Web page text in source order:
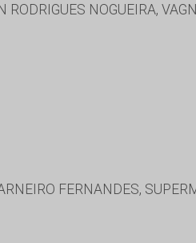
NOGUEIRA,
FERNANDES,